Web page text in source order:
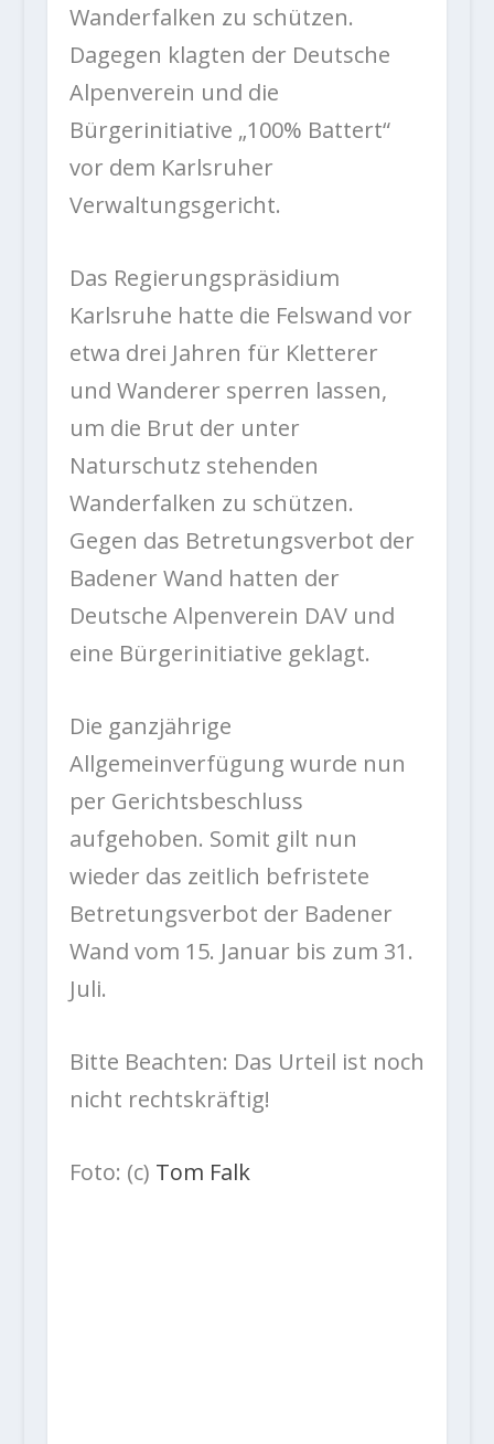
Wanderfalken zu schützen.
Dagegen klagten der Deutsche
Alpenverein und die
Bürgerinitiative „100% Battert“
vor dem Karlsruher
Verwaltungsgericht.
Das Regierungspräsidium
Karlsruhe hatte die Felswand vor
etwa drei Jahren für Kletterer
und Wanderer sperren lassen,
um die Brut der unter
Naturschutz stehenden
Wanderfalken zu schützen.
Gegen das Betretungsverbot der
Badener Wand hatten der
Deutsche Alpenverein DAV und
eine Bürgerinitiative geklagt.
Die ganzjährige
Allgemeinverfügung wurde nun
per Gerichtsbeschluss
aufgehoben. Somit gilt nun
wieder das zeitlich befristete
Betretungsverbot der Badener
Wand vom 15. Januar bis zum 31.
Juli.
Bitte Beachten: Das Urteil ist noch
nicht rechtskräftig!
Foto: (c) Tom Falk